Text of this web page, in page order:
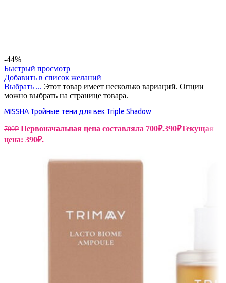
-44%
Быстрый просмотр
Добавить в список желаний
Выбрать ... Этот товар имеет несколько вариаций. Опции
можно выбрать на странице товара.
MISSHA Тройные тени для век Triple Shadow
700₽ Первоначальная цена составляла 700₽.390₽Текущая
цена: 390₽.